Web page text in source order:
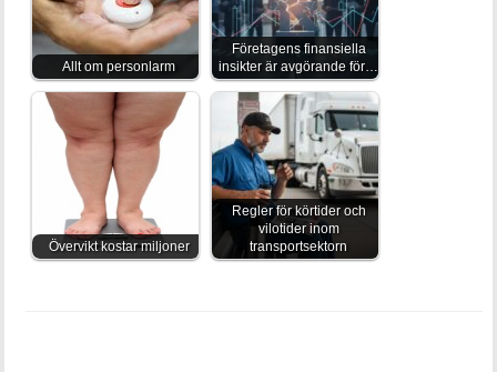
Allt om personlarm
Företagens finansiella
insikter är avgörande för…
Övervikt kostar miljoner
Regler för körtider och
vilotider inom
transportsektorn